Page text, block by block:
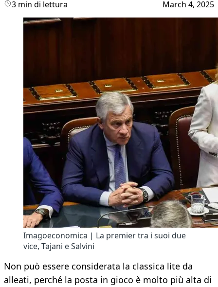
3 min di lettura March 4, 2025
Imagoeconomica | La premier tra i suoi due
vice, Tajani e Salvini
Non può essere considerata la classica lite da
alleati, perché la posta in gioco è molto più alta di